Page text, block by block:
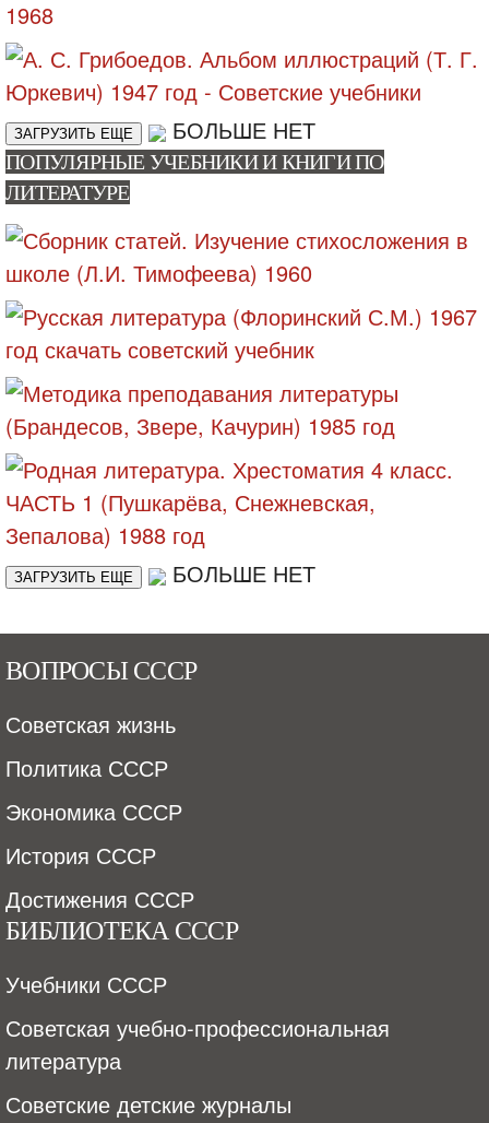
ЗАГРУЗИТЬ ЕЩЕ БОЛЬШЕ НЕТ
ПОПУЛЯРНЫЕ УЧЕБНИКИ И КНИГИ ПО
ЛИТЕРАТУРЕ
ЗАГРУЗИТЬ ЕЩЕ БОЛЬШЕ НЕТ
ВОПРОСЫ СССР
Советская жизнь
Политика СССР
Экономика СССР
История СССР
Достижения СССР
БИБЛИОТЕКА СССР
Учебники СССР
Советская учебно-профессиональная
литература
Советские детские журналы